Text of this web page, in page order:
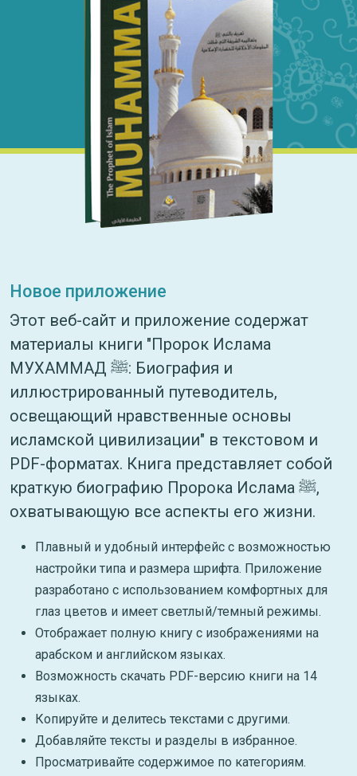
Новое приложение
Этот веб-сайт и приложение содержат
материалы книги "Пророк Ислама
МУХАММАД ﷺ: Биография и
иллюстрированный путеводитель,
освещающий нравственные основы
исламской цивилизации" в текстовом и
PDF-форматах. Книга представляет собой
краткую биографию Пророка Ислама ﷺ,
охватывающую все аспекты его жизни.
Плавный и удобный интерфейс с возможностью
настройки типа и размера шрифта. Приложение
разработано с использованием комфортных для
глаз цветов и имеет светлый/темный режимы.
Отображает полную книгу с изображениями на
арабском и английском языках.
Возможность скачать PDF-версию книги на 14
языках.
Копируйте и делитесь текстами с другими.
Добавляйте тексты и разделы в избранное.
Просматривайте содержимое по категориям.